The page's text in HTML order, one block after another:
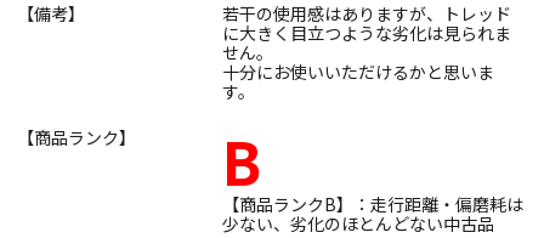
【備考】
若干の使用感はありますが、トレッド
に大きく目立つような劣化は見られま
せん。
十分にお使いいただけるかと思いま
す。
【商品ランク】
B
【商品ランクB】：走行距離・偏磨耗は
少ない、劣化のほとんどない中古品